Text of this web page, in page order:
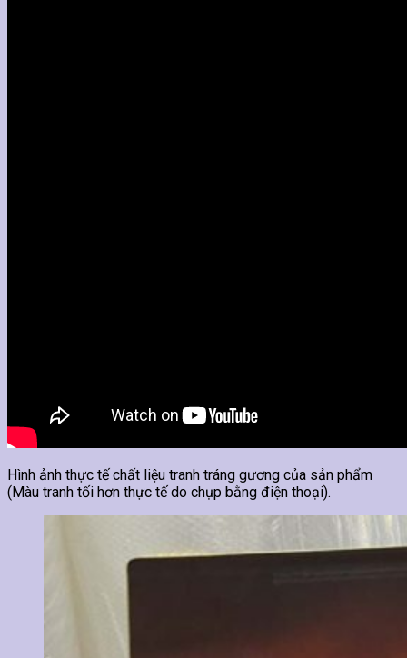
Hình ảnh thực tế chất liệu tranh tráng gương của sản phẩm
(Màu tranh tối hơn thực tế do chụp bằng điện thoại).